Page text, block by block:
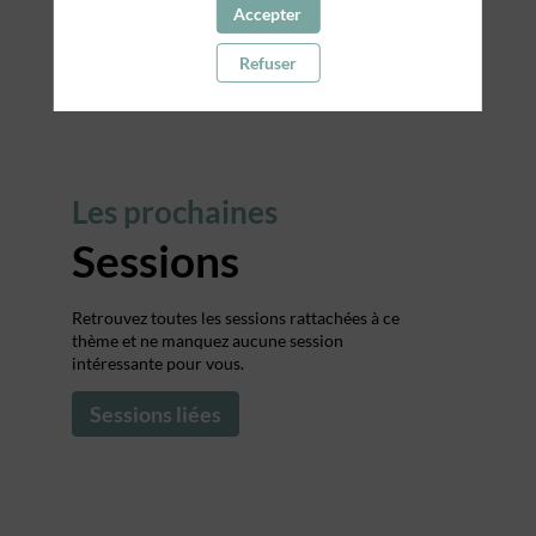
Les prochaines
Sessions
Retrouvez toutes les sessions rattachées à ce
thème et ne manquez aucune session
intéressante pour vous.
Sessions liées
Accepter
Refuser